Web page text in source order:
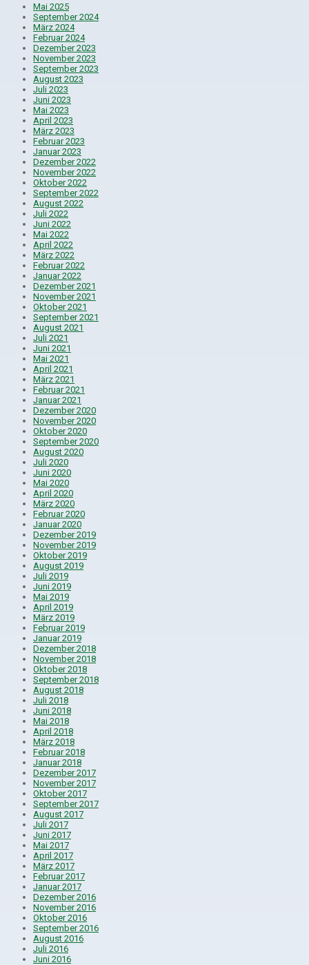
Mai 2025
September 2024
März 2024
Februar 2024
Dezember 2023
November 2023
September 2023
August 2023
Juli 2023
Juni 2023
Mai 2023
April 2023
März 2023
Februar 2023
Januar 2023
Dezember 2022
November 2022
Oktober 2022
September 2022
August 2022
Juli 2022
Juni 2022
Mai 2022
April 2022
März 2022
Februar 2022
Januar 2022
Dezember 2021
November 2021
Oktober 2021
September 2021
August 2021
Juli 2021
Juni 2021
Mai 2021
April 2021
März 2021
Februar 2021
Januar 2021
Dezember 2020
November 2020
Oktober 2020
September 2020
August 2020
Juli 2020
Juni 2020
Mai 2020
April 2020
März 2020
Februar 2020
Januar 2020
Dezember 2019
November 2019
Oktober 2019
August 2019
Juli 2019
Juni 2019
Mai 2019
April 2019
März 2019
Februar 2019
Januar 2019
Dezember 2018
November 2018
Oktober 2018
September 2018
August 2018
Juli 2018
Juni 2018
Mai 2018
April 2018
März 2018
Februar 2018
Januar 2018
Dezember 2017
November 2017
Oktober 2017
September 2017
August 2017
Juli 2017
Juni 2017
Mai 2017
April 2017
März 2017
Februar 2017
Januar 2017
Dezember 2016
November 2016
Oktober 2016
September 2016
August 2016
Juli 2016
Juni 2016